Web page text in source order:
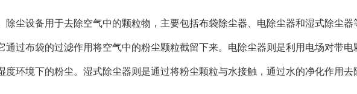
除尘设备用于去除空气中的颗粒物，主要包括布袋除尘器、电除尘器和湿式除尘
通过布袋的过滤作用将空气中的粉尘颗粒截留下来。电除尘器则是利用电场对带电
环境下的粉尘。湿式除尘器则是通过将粉尘颗粒与水接触，通过水的净化作用去